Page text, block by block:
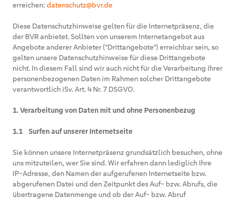
erreichen: datenschutz@bvr.de
Diese Datenschutzhinweise gelten für die Internetpräsenz, die
der BVR anbietet. Sollten von unserem Internetangebot aus
Angebote anderer Anbieter ("Drittangebote") erreichbar sein, so
gelten unsere Datenschutzhinweise für diese Drittangebote
nicht. In diesem Fall sind wir auch nicht für die Verarbeitung Ihrer
personenbezogenen Daten im Rahmen solcher Drittangebote
verantwortlich iSv. Art. 4 Nr. 7 DSGVO.
1. Verarbeitung von Daten mit und ohne Personenbezug
1.1 Surfen auf unserer Internetseite
Sie können unsere Internetpräsenz grundsätzlich besuchen, ohne
uns mitzuteilen, wer Sie sind. Wir erfahren dann lediglich Ihre
IP-Adresse, den Namen der aufgerufenen Internetseite bzw.
abgerufenen Datei und den Zeitpunkt des Auf- bzw. Abrufs, die
übertragene Datenmenge und ob der Auf- bzw. Abruf